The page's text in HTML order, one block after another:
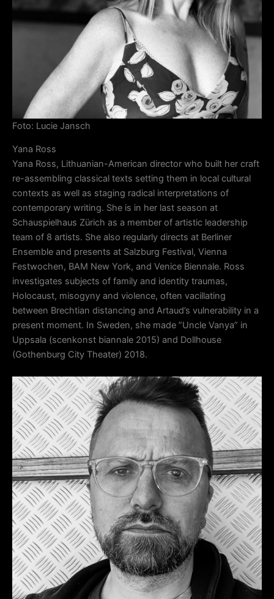
Foto: Lucie Jansch
Yana Ross
Yana Ross, Lithuanian-American director who built her craft
re-assembling classical texts setting them in local cultural
contexts as well as staging radical interpretations of
contemporary writing. She is in her last season at
Schauspielhaus Zürich as a member of artistic leadership
team of 8 artists. She also regularly directs at Berliner
Ensemble and presents at Salzburg Festival, Vienna
Festwochen, BAM New York, and Venice Biennale. Ross
investigates subjects of family and identity traumas,
Holocaust, misogyny and violence, often vacillating
between Brechtian distancing and Artaud’s vulnerability in a
present moment. In Sweden, she made ”Uncle Vanya” in
Uppsala (scenkonst biannale 2015) and Dollhouse
(Gothenburg City Theater) 2018.